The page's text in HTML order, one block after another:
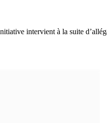
intervient à la suite